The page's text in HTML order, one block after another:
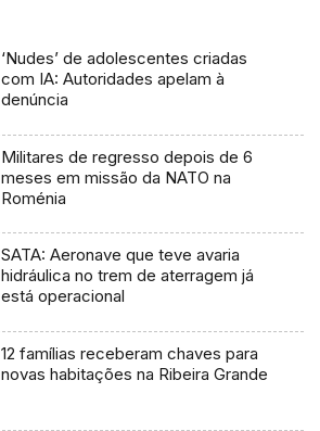
‘Nudes’ de adolescentes criadas
com IA: Autoridades apelam à
denúncia
Militares de regresso depois de 6
meses em missão da NATO na
Roménia
SATA: Aeronave que teve avaria
hidráulica no trem de aterragem já
está operacional
12 famílias receberam chaves para
novas habitações na Ribeira Grande